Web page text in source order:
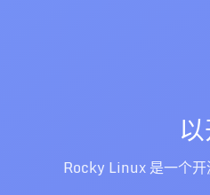
Rocky Linux 是一个